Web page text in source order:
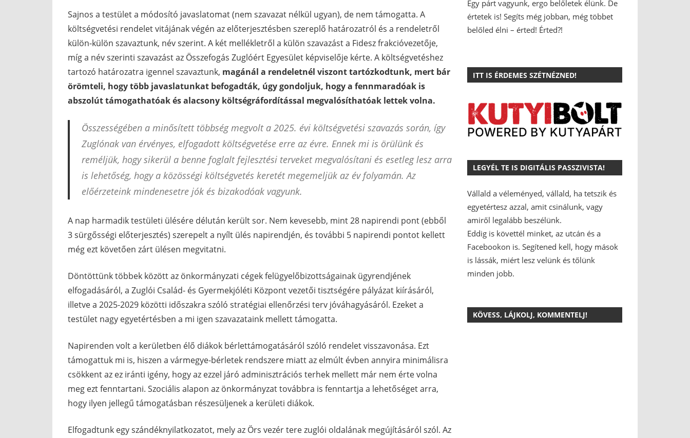
Sajnos a testület a módosító javaslatomat (nem szavazat nélkül ugyan), de nem támogatta. A
költségvetési rendelet vitájának végén az előterjesztésben szereplő határozatról és a rendeletről
külön-külön szavaztunk, név szerint. A két mellékletről a külön szavazást a Fidesz frakcióvezetője,
míg a név szerinti szavazást az Összefogás Zuglóért Egyesület képviselője kérte. A költségvetéshez
tartozó határozatra igennel szavaztunk, magánál a rendeletnél viszont tartózkodtunk, mert bár
örömteli, hogy több javaslatunkat befogadták, úgy gondoljuk, hogy a fennmaradóak is
abszolút támogathatóak és alacsony költségráfordítással megvalósíthatóak lettek volna.
Összességében a minősített többség megvolt a 2025. évi költségvetési szavazás során, így
Zuglónak van érvényes, elfogadott költségvetése erre az évre. Ennek mi is örülünk és
reméljük, hogy sikerül a benne foglalt fejlesztési terveket megvalósítani és esetleg lesz arra
is lehetőség, hogy a közösségi költségvetés keretét megemeljük az év folyamán. Az
előérzeteink mindenesetre jók és bizakodóak vagyunk.
A nap harmadik testületi ülésére délután került sor. Nem kevesebb, mint 28 napirendi pont (ebből
3 sürgősségi előterjesztés) szerepelt a nyílt ülés napirendjén, és további 5 napirendi pontot kellett
még ezt követően zárt ülésen megvitatni.
Döntöttünk többek között az önkormányzati cégek felügyelőbizottságainak ügyrendjének
elfogadásáról, a Zuglói Család- és Gyermekjóléti Központ vezetői tisztségére pályázat kiírásáról,
illetve a 2025-2029 közötti időszakra szóló stratégiai ellenőrzési terv jóváhagyásáról. Ezeket a
testület nagy egyetértésben a mi igen szavazataink mellett támogatta.
Napirenden volt a kerületben élő diákok bérlettámogatásáról szóló rendelet visszavonása. Ezt
támogattuk mi is, hiszen a vármegye-bérletek rendszere miatt az elmúlt évben annyira minimálisra
csökkent az ez iránti igény, hogy az ezzel járó adminisztrációs terhek mellett már nem érte volna
meg ezt fenntartani. Szociális alapon az önkormányzat továbbra is fenntartja a lehetőséget arra,
hogy ilyen jellegű támogatásban részesüljenek a kerületi diákok.
Elfogadtunk egy szándéknyilatkozatot, mely az Örs vezér tere zuglói oldalának megújításáról szól. Az
Egy párt vagyunk, ergo belőletek élünk. De
értetek is! Segíts még jobban, még többet
belőled élni – érted! Érted?!
ITT IS ÉRDEMES SZÉTNÉZNED!
LEGYÉL TE IS DIGITÁLIS PASSZIVISTA!
Vállald a véleményed, vállald, ha tetszik és
egyetértesz azzal, amit csinálunk, vagy
amiről legalább beszélünk.
Eddig is követtél minket, az utcán és a
Facebookon is. Segítened kell, hogy mások
is lássák, miért lesz velünk és tőlünk
minden jobb.
KÖVESS, LÁJKOLJ, KOMMENTELJ!